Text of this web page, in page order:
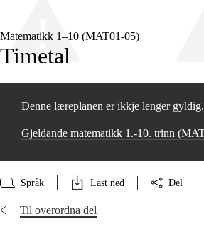
Matematikk 1–10 (MAT01‑05)
Timetal
Denne læreplanen er ikkje lenger gyldig.
Gjeldande matematikk 1.-10. trinn
Språk Last ned Del
Til overordna del